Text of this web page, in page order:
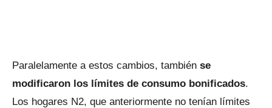
Paralelamente a estos cambios, también se
modificaron los límites de consumo bonificados.
Los hogares N2, que anteriormente no tenían límites